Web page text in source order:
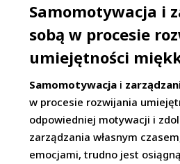
Samomotywacja i
sobą w procesie
umiejętności
Samomotywacja i
w procesie rozwijania
odpowiedniej motywacji i
zarządzania własnym
emocjami, trudno jest